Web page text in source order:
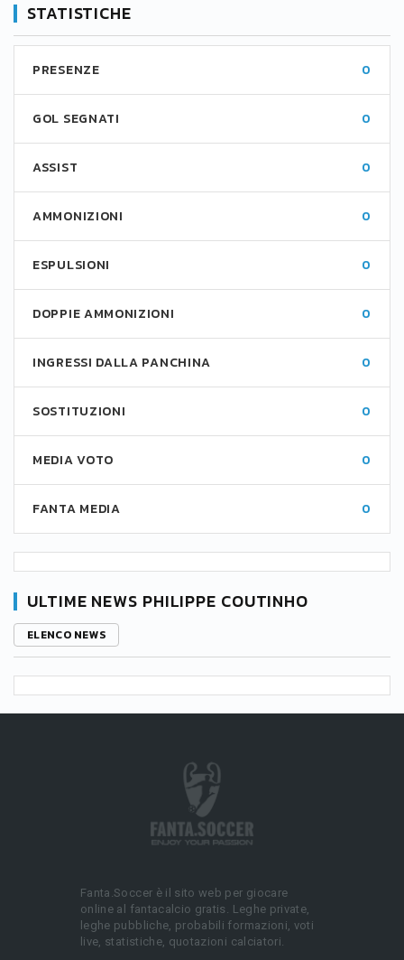
STATISTICHE
PRESENZE 0
GOL SEGNATI 0
ASSIST 0
AMMONIZIONI 0
ESPULSIONI 0
DOPPIE AMMONIZIONI 0
INGRESSI DALLA PANCHINA 0
SOSTITUZIONI 0
MEDIA VOTO 0
FANTA MEDIA 0
ULTIME NEWS PHILIPPE COUTINHO
ELENCO NEWS
Fanta.Soccer è il sito web per giocare
online al fantacalcio gratis. Leghe private,
leghe pubbliche, probabili formazioni, voti
live, statistiche, quotazioni calciatori.